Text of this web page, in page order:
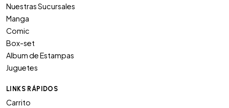
Nuestras Sucursales
Manga
Comic
Box-set
Album de Estampas
Juguetes
LINKS RÁPIDOS
Carrito